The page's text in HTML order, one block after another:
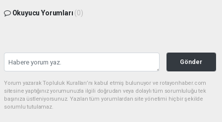
Okuyucu Yorumları (0)
Gönder
Yorum yazarak Topluluk Kuralları’nı kabul etmiş bulunuyor ve rotayonhaber.com
sitesine yaptığınız yorumunuzla ilgili doğrudan veya dolaylı tüm sorumluluğu tek
başınıza üstleniyorsunuz. Yazılan tüm yorumlardan site yönetimi hiçbir şekilde
sorumlu tutulamaz.